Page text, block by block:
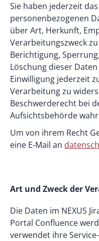
Sie haben jederzeit
personenbezogenen
über Art, Herkunft,
Verarbeitungszweck
Berichtigung,
Löschung dieser
Einwilligung jederzeit
Verarbeitung zu
Beschwerderecht bei
Aufsichtsbehörde
Um von ihrem Recht
eine E-Mail an
Art und Zweck der
Die Daten im NEXUS
Portal Confluence
verwendet ihre